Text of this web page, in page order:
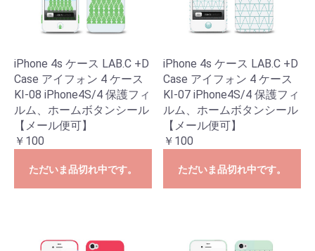
iPhone 4s ケース LAB.C +D
Case アイフォン 4 ケース
KI-08 iPhone4S/4 保護フィ
ルム、ホームボタンシール
【メール便可】
￥100
ただいま品切れ中です。
iPhone 4s ケース LAB.C +D
Case アイフォン 4 ケース
KI-07 iPhone4S/4 保護フィ
ルム、ホームボタンシール
【メール便可】
￥100
ただいま品切れ中です。